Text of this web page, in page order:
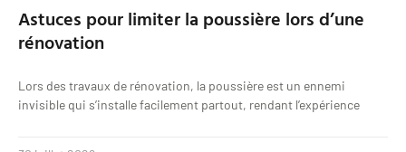
Astuces pour limiter la poussière lors d’une
rénovation
Lors des travaux de rénovation, la poussière est un ennemi
invisible qui s’installe facilement partout, rendant l’expérience